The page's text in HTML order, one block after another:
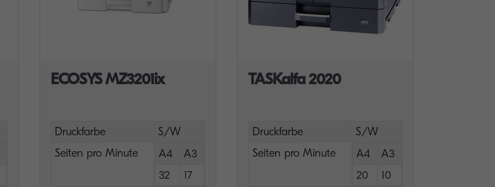
ECOSYS MZ3201ix
Druckfarbe
S/W
Seiten pro Minute
A4
A3
32
17
TASKalfa 2020
Druckfarbe
S/W
Seiten pro Minute
A4
A3
20
10